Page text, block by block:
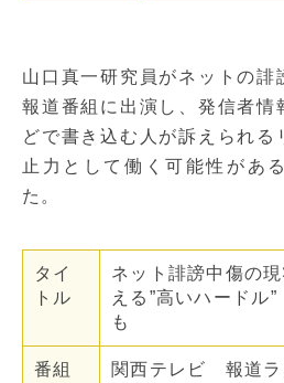
山口真一研究員がネットの誹
報道番組に出演し、発信者情
どで書き込む人が訴えられる
止力として働く可能性があ
た。
タイ
トル
ネット誹謗中傷の
える”高いハード
も
番組
関西テレビ 報道ラ